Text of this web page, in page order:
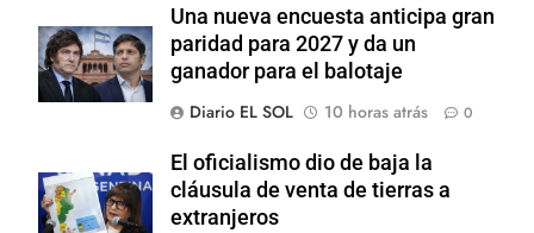
Una nueva encuesta anticipa gran
paridad para 2027 y da un
ganador para el balotaje
Diario EL SOL
10 horas atrás 0
El oficialismo dio de baja la
cláusula de venta de tierras a
extranjeros